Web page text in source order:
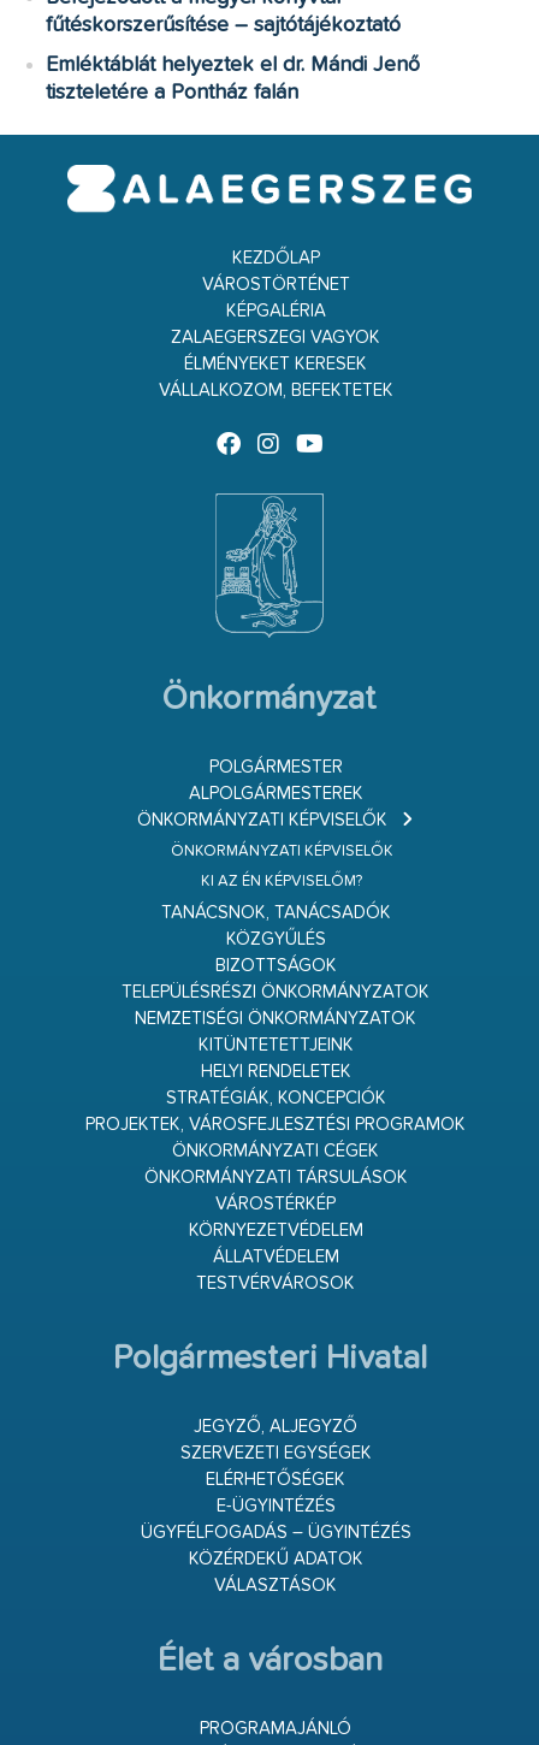
fűtéskorszerűsítése – sajtótájékoztató
Emléktáblát helyeztek el dr. Mándi Jenő
tiszteletére a Pontház falán
KEZDŐLAP
VÁROSTÖRTÉNET
KÉPGALÉRIA
ZALAEGERSZEGI VAGYOK
ÉLMÉNYEKET KERESEK
VÁLLALKOZOM, BEFEKTETEK
Önkormányzat
POLGÁRMESTER
ALPOLGÁRMESTEREK
ÖNKORMÁNYZATI KÉPVISELŐK
ÖNKORMÁNYZATI KÉPVISELŐK
KI AZ ÉN KÉPVISELŐM?
TANÁCSNOK, TANÁCSADÓK
KÖZGYŰLÉS
BIZOTTSÁGOK
TELEPÜLÉSRÉSZI ÖNKORMÁNYZATOK
NEMZETISÉGI ÖNKORMÁNYZATOK
KITÜNTETETTJEINK
HELYI RENDELETEK
STRATÉGIÁK, KONCEPCIÓK
PROJEKTEK, VÁROSFEJLESZTÉSI PROGRAMOK
ÖNKORMÁNYZATI CÉGEK
ÖNKORMÁNYZATI TÁRSULÁSOK
VÁROSTÉRKÉP
KÖRNYEZETVÉDELEM
ÁLLATVÉDELEM
TESTVÉRVÁROSOK
Polgármesteri Hivatal
JEGYZŐ, ALJEGYZŐ
SZERVEZETI EGYSÉGEK
ELÉRHETŐSÉGEK
E-ÜGYINTÉZÉS
ÜGYFÉLFOGADÁS – ÜGYINTÉZÉS
KÖZÉRDEKŰ ADATOK
VÁLASZTÁSOK
Élet a városban
PROGRAMAJÁNLÓ